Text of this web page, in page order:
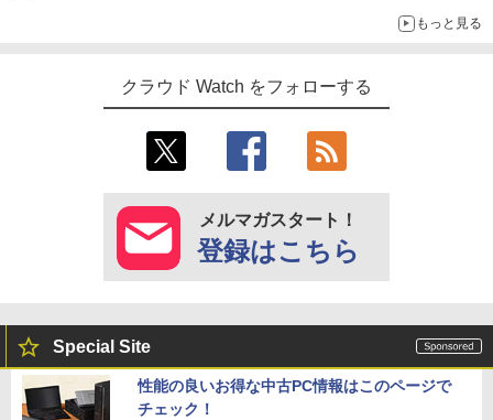
もっと見る
クラウド Watch をフォローする
メルマガスタート！
登録はこちら
Special Site
性能の良いお得な中古PC情報はこのページで
チェック！